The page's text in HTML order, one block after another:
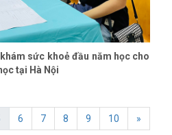
sức khoẻ đầu năm học cho
tại Hà Nội
6 7 8 9 10 »